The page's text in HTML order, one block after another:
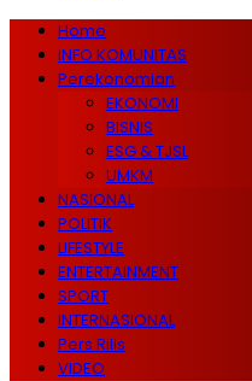
Home
INFO KOMUNITAS
Perekonomian
EKONOMI
BISNIS
ESG & TJSL
UMKM
NASIONAL
POLITIK
LIFESTYLE
ENTERTAINMENT
SPORT
INTERNASIONAL
Pers Rilis
VIDEO